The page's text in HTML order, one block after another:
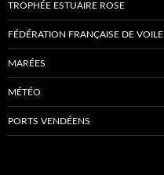
TROPHÉE ESTUAIRE ROSE
FÉDÉRATION FRANÇAISE DE VOILE
MARÉES
MÉTÉO
PORTS VENDÉENS